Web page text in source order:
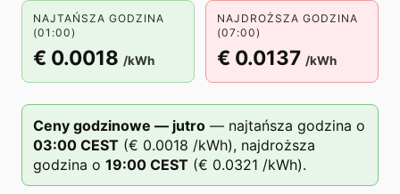
NAJTAŃSZA GODZINA
(01:00)
€ 0.0018 /kWh
NAJDROŻSZA GODZINA
(07:00)
€ 0.0137 /kWh
Ceny godzinowe — jutro — najtańsza godzina o
03:00 CEST (€ 0.0018 /kWh), najdroższa
godzina o 19:00 CEST (€ 0.0321 /kWh).